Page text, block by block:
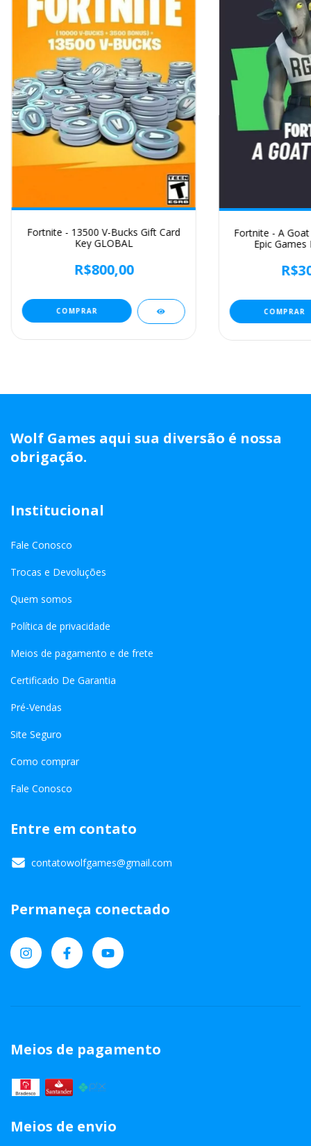
Fortnite - 13500 V-Bucks Gift Card
Key GLOBAL
R$800,00
Fortnite - A
Epic Games
Wolf Games aqui sua diversão é nossa
obrigação.
Institucional
Fale Conosco
Trocas e Devoluções
Quem somos
Política de privacidade
Meios de pagamento e de frete
Certificado De Garantia
Pré-Vendas
Site Seguro
Como comprar
Fale Conosco
Entre em contato
contatowolfgames@gmail.com
Permaneça conectado
Meios de pagamento
Meios de envio